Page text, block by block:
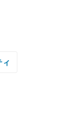
ィ